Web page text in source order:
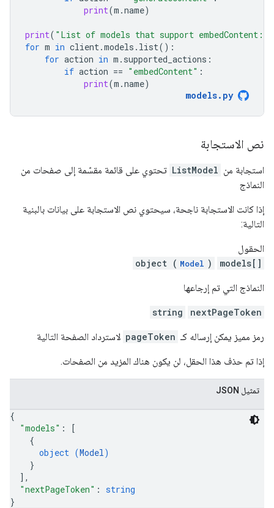
print(m .name)
print( "List of models that support embedContent:
for m in client.models . list():
for action in m . supported_actions :
if action == "embedContent" :
print(m .name)
models. py
نص الاستجابة
استجابة من ListModel تحتوي على قائمة مقسّمة إلى صفحات من
النماذج
إذا كانت الاستجابة ناجحة، سيحتوي نص الاستجابة على بيانات بالبنية
التالية:
الحقول
models[]
object ( Model )
النماذج التي تم إرجاعها
nextPageToken
string
رمز مميز يمكن إرساله كـ pageToken لاسترداد الصفحة التالية
إذا تم حذف هذا الحقل، لن يكون هناك المزيد من الصفحات.
تمثيل JSON
{
"models" :
[
{
object (Model)
}
] ,
"nextPageToken" : string
}